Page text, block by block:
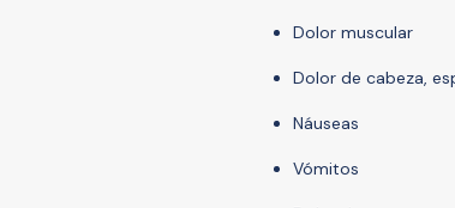
Dolor muscular
Dolor de cabeza,
Náuseas
Vómitos